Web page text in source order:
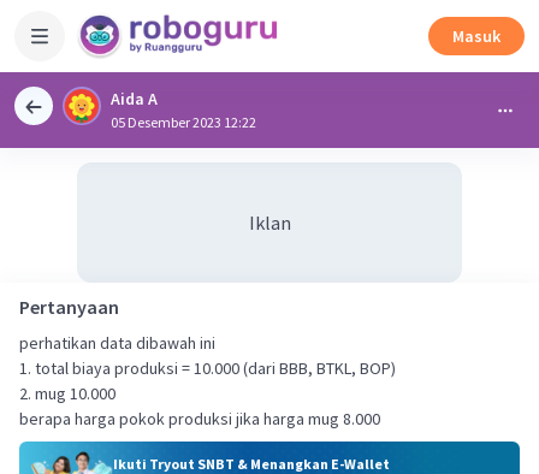
Masuk
Aida A
05 Desember 2023 12:22
Iklan
Pertanyaan
perhatikan data dibawah ini
1. total biaya produksi = 10.000 (dari BBB, BTKL, BOP)
2. mug 10.000
berapa harga pokok produksi jika harga mug 8.000
Ikuti Tryout SNBT & Menangkan E-Wallet